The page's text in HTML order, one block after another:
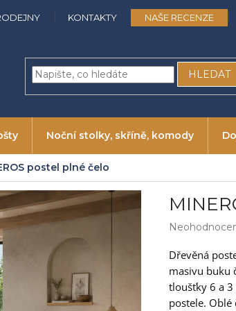
KONTAKTY NAŠE RECENZE
HLEDAT
Noční stolky, skříně, komody
postel plné čelo
Průměrné
produktu
z
5
Dřevěná
masivu buku
tloušťky 6 a
postele. Oblé